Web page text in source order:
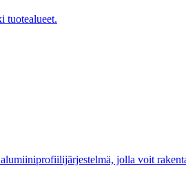
tuotealueet.
jolla voit